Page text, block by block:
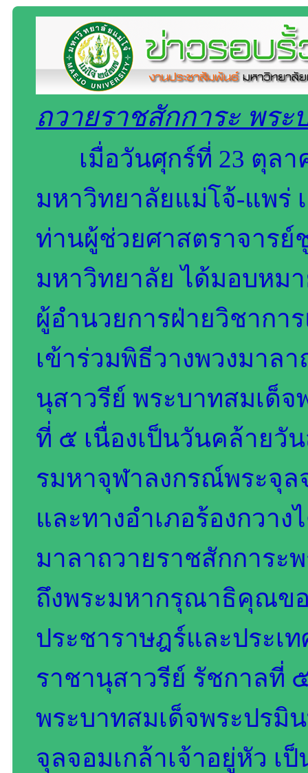
ถวายราชสักการะ พระ
เมื่อวันศุกร์ที่ 23 ตุลา
มหาวิทยาลัยแม่โจ้-แพร่
ท่านผู้ช่วยศาสตราจาร
มหาวิทยาลัย ได้มอบหม
ผู้อำนวยการฝ่ายวิชากา
เข้าร่วมพิธีวางพวงมาล
นุสาวรีย์ พระบาทสมเด็จ
ที่ ๕ เนื่องเป็นวันคล้ายวั
รมหาจุฬาลงกรณ์พระจุล
และทางอำเภอร้องกวา
มาลาถวายราชสักการะ
ถึงพระมหากรุณาธิคุณข
ประชาราษฎร์และประเ
ราชานุสาวรีย์ รัชกาลที่
พระบาทสมเด็จพระปรมิ
จุลจอมเกล้าเจ้าอยู่หัว เ